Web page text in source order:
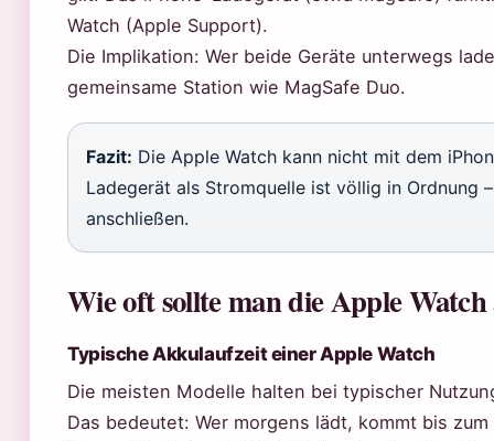
Watch (Apple Support).
Die Implikation: Wer beide Geräte unterwegs
gemeinsame Station wie MagSafe Duo.
Fazit: Die Apple Watch kann nicht mit dem
Ladegerät als Stromquelle ist völlig in Ordnung
anschließen.
Wie oft sollte man die Apple
Typische Akkulaufzeit einer Apple Watch
Die meisten Modelle halten bei typischer
Das bedeutet: Wer morgens lädt, kommt bis